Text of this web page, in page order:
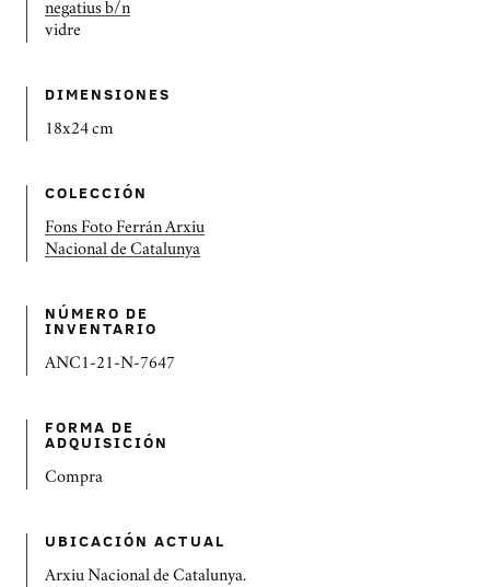
negatius b/n
vidre
DIMENSIONES
18x24 cm
COLECCIÓN
Fons Foto Ferrán Arxiu
Nacional de Catalunya
NÚMERO DE
INVENTARIO
ANC1-21-N-7647
FORMA DE
ADQUISICIÓN
Compra
UBICACIÓN ACTUAL
Arxiu Nacional de Catalunya.